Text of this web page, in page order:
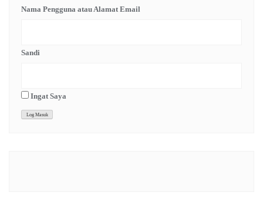
Nama Pengguna atau Alamat Email
Sandi
Ingat Saya